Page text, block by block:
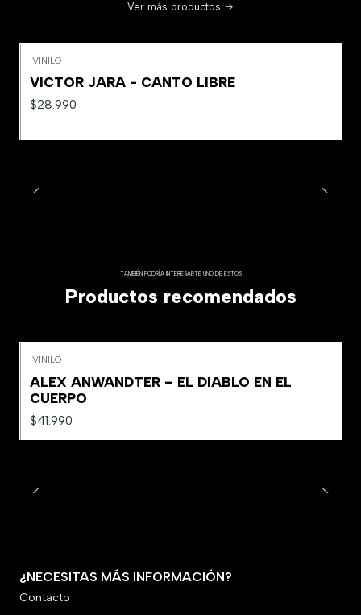
Ver más productos
VINILO
VICTOR JARA - CANTO LIBRE
$28.990
TAMBIÉN PODRÍA INTERESARTE UNO DE ESTOS
Productos recomendados
VINILO
ALEX ANWANDTER – EL DIABLO EN EL
CUERPO
$41.990
¿NECESITAS MÁS INFORMACIÓN?
Contacto